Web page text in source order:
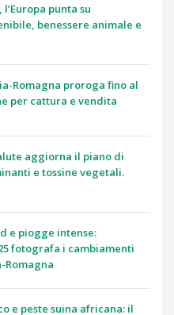
punta su
benessere animale e
Romagna proroga fino al
per cattura e vendita
aggiorna il piano di
e tossine vegetali.
e piogge intense:
fotografa i cambiamenti
Romagna
e peste suina africana: il